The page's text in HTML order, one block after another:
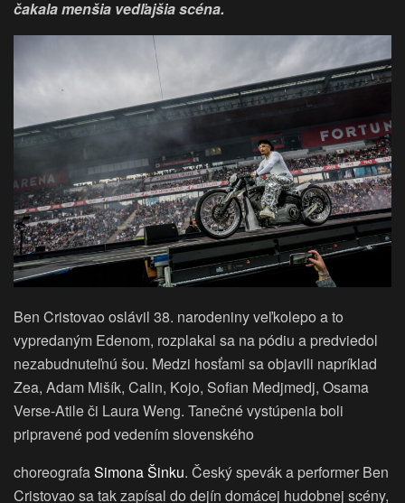
čakala menšia vedľajšia scéna.
Ben Cristovao oslávil 38. narodeniny veľkolepo a to
vypredaným Edenom, rozplakal sa na pódiu a predviedol
nezabudnuteľnú šou. Medzi hosťami sa objavili napríklad
Zea, Adam Mišík, Calin, Kojo, Sofian Medjmedj, Osama
Verse-Atile či Laura Weng. Tanečné vystúpenia boli
pripravené pod vedením slovenského
choreografaSimona Šinku. Český spevák a performer Ben
Cristovao sa tak zapísal do dejín domácej hudobnej scény,